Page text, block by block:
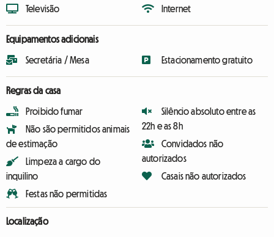
Televisão
Internet
Equipamentos adicionais
Secretária / Mesa Estacionamento gratuito
Regras da casa
Proibido fumar
Não são permitidos animais
de estimação
Limpeza a cargo do
inquilino
Festas não permitidas
Silêncio absoluto entre as
22h e as 8h
Convidados não
autorizados
Casais não autorizados
Localização